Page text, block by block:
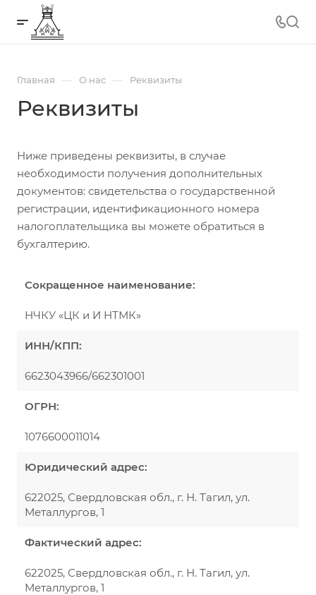
Главная — О нас — Реквизиты
Реквизиты
Ниже приведены реквизиты, в случае
необходимости получения дополнительных
документов: свидетельства о государственной
регистрации, идентификационного номера
налогоплательщика вы можете обратиться в
бухгалтерию.
Сокращенное наименование:
НЧКУ «ЦК и И НТМК»
ИНН/КПП:
6623043966/662301001
ОГРН:
1076600011014
Юридический адрес:
622025, Свердловская обл., г. Н. Тагил, ул.
Металлургов, 1
Фактический адрес:
622025, Свердловская обл., г. Н. Тагил, ул.
Металлургов, 1